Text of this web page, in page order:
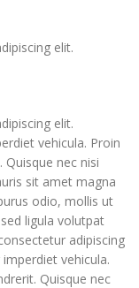
elit.
elit.
vehicula. Proin
nec nisi
sit amet magna
odio, mollis ut
ligula volutpat
adipiscing
vehicula.
Quisque nec